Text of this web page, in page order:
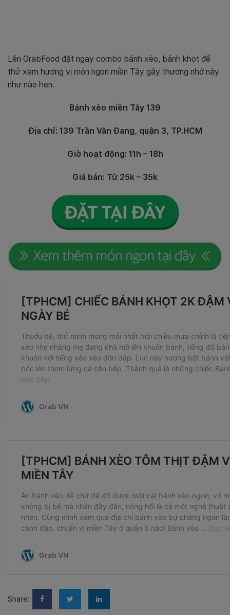
Lên GrabFood đặt ngay combo bánh xèo, bánh khọt để
thử xem hương vị món ngon miền Tây gây thương nhớ này
như nào hen.
Bánh xèo miền Tây 139
Địa chỉ: 139 Trần Văn Đang, quận 3, TP.HCM
Giờ hoạt động: 11h – 18h
Giá bán: Từ 25k – 35k
Share: